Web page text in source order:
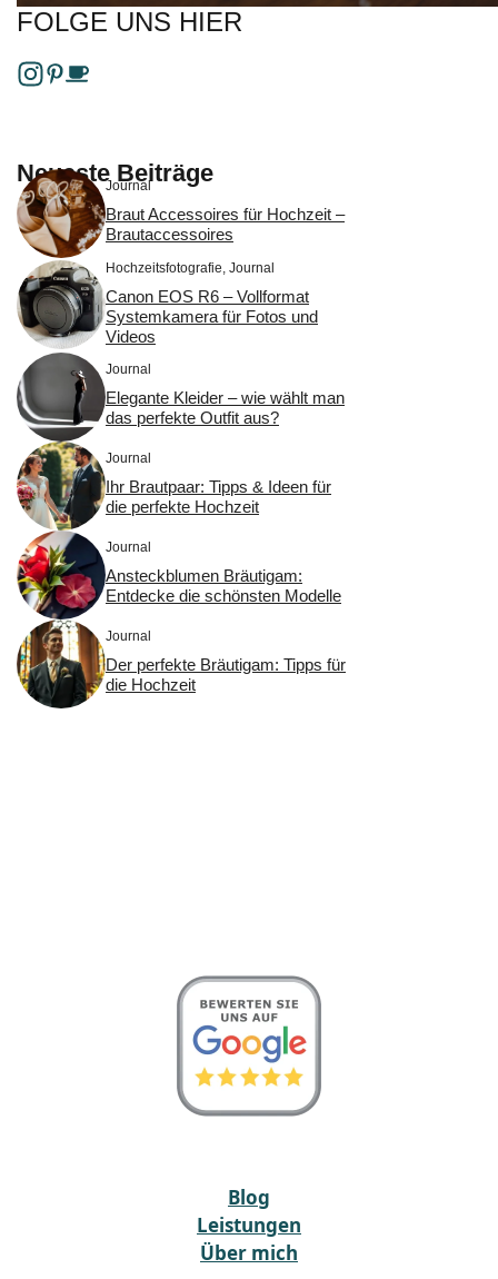
FOLGE UNS HIER
Neueste Beiträge
Journal
Braut Accessoires für Hochzeit –
Brautaccessoires
Hochzeitsfotografie Journal
Canon EOS R6 – Vollformat
Systemkamera für Fotos und
Videos
Journal
Elegante Kleider – wie wählt man
das perfekte Outfit aus?
Journal
Ihr Brautpaar: Tipps & Ideen für
die perfekte Hochzeit
Journal
Ansteckblumen Bräutigam:
Entdecke die schönsten Modelle
Journal
Der perfekte Bräutigam: Tipps für
die Hochzeit
Blog
Leistungen
Über mich